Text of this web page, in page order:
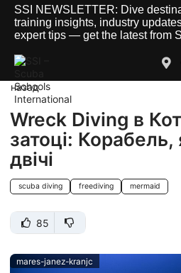
SSI NEWSLETTER: Dive
training insights, industry
expert tips — get the latest from
назад
Wreck Diving в
затоці: Корабель,
двічі
scuba diving freediving mermaid
85
mares-janez-kranjc